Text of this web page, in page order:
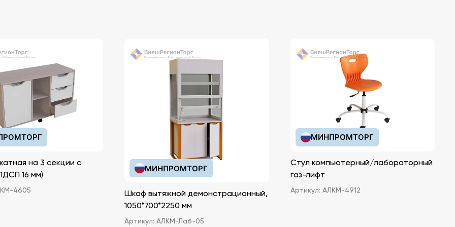
с
на 3 секции с
(ЛДСП 16 мм)
4605
МИНПРОМТОРГ
Шкаф вытяжной демонстрационный,
1050*700*2250 мм
Артикул: АЛКМ-Лаб-05
МИНПРОМТОРГ
Стул компьютерный/лабораторный
газ-лифт
Артикул: АЛКМ-4912